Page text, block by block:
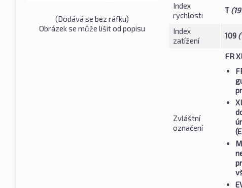
(Dodává se bez ráfku)
Obrázek se může lišit od popisu
Index
rychlosti
T
Index
zatížení
109
Zvláštní
označení
FR